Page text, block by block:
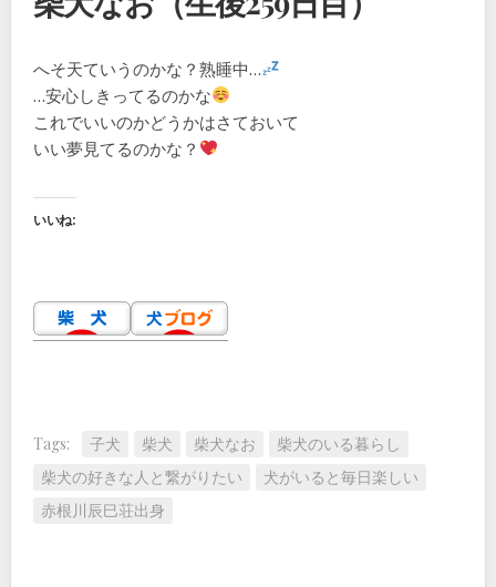
へそ天ていうのかな？熟睡中…
…安心しきってるのかな
これでいいのかどうかはさておいて
いい夢見てるのかな？
いいね:
Tags: 子犬 柴犬 柴犬なお
柴犬のいる暮らし
柴犬の好きな人と繋がりたい
犬がいると毎日楽しい
赤根川辰巳荘出身